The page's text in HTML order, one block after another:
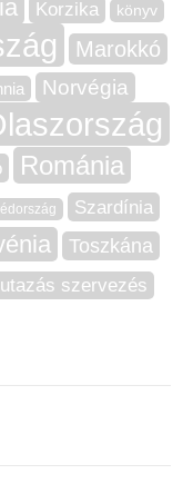
Korzika könyv
Marokkó
Norvégia
Románia
Szardínia
Toszkána
utazás szervezés